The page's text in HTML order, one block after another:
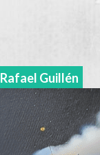
Rafael Guillén